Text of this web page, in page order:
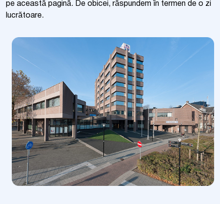
pe această pagină. De obicei, răspundem în termen de o zi
lucrătoare.